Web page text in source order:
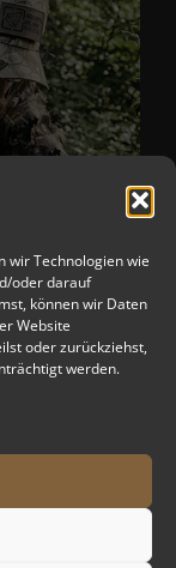
wir Technologien wie
oder darauf
können wir Daten
Website
oder zurückziehst,
werden.